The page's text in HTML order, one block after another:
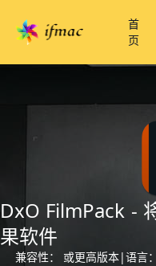
首
页
DxO FilmPack -
果软件
兼容性： 或更高版本|语言：